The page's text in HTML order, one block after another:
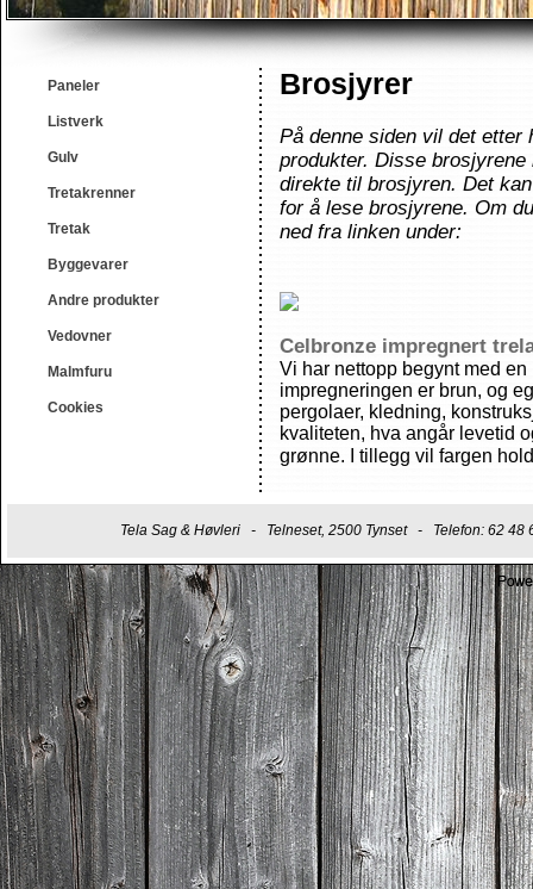
Paneler
Listverk
Gulv
Tretakrenner
Tretak
Byggevarer
Andre produkter
Vedovner
Malmfuru
Cookies
Brosjyrer
På denne siden vil det
produkter. Disse
direkte til brosjyren. Det
for å lese brosjyrene. Om
ned fra linken under:
Celbronze impregnert
Vi har nettopp begynt med
impregneringen er brun, og
pergolaer, kledning,
kvaliteten, hva angår levetid
grønne. I tillegg vil fargen
Tela Sag & Høvleri - Telneset, 2500 Tynset - Telefon: 62